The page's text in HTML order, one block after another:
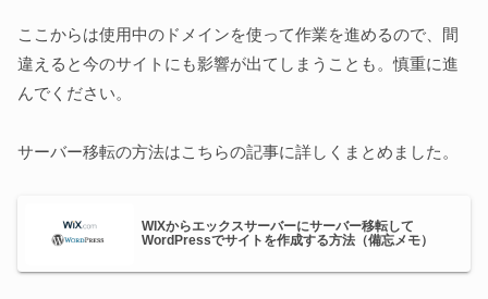
ここからは使用中のドメインを使って作業を進めるので、間
違えると今のサイトにも影響が出てしまうことも。慎重に進
んでください。
サーバー移転の方法はこちらの記事に詳しくまとめました。
WIXからエックスサーバーにサーバー移転して
WordPressでサイトを作成する方法（備忘メモ）